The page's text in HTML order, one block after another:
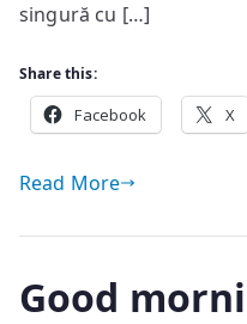
singură cu […]
Share this:
Facebook X
Read More
Good